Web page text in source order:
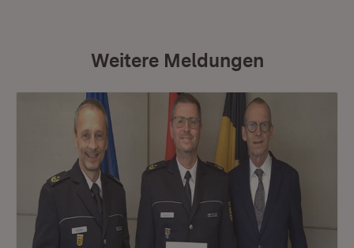
Weitere Meldungen